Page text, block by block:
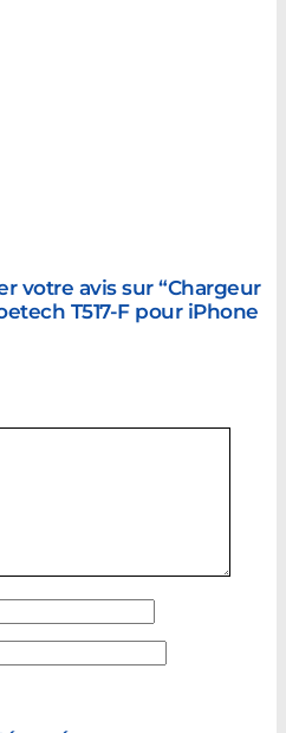
votre avis sur “Chargeur
T517-F pour iPhone